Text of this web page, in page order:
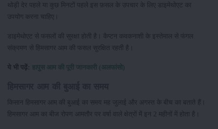
थोड़ी देर पहले या कुछ मिनटों पहले इस फ़सल के उपचार के लिए डाइमेथोएट का
उपयोग करना चाहिए।
डाइमेथोएट से फसलों की सुरक्षा होती है। कैप्टन कवकनाशी के इस्तेमाल से फंगल
संक्रमण से हिमसागर आम की फसल सुरक्षित रहती है।
ये भी पढ़ें: हापुस आम की पूरी जानकारी (अलफांसो)
किसान हिमसागर आम की बुआई का समय मह जुलाई और अगस्त के बीच का बताते हैं।
हिमसागर आम का बीज रोपण आमतौर पर वर्षा वाले क्षेत्रों में इन 2 महीनों में होता है।